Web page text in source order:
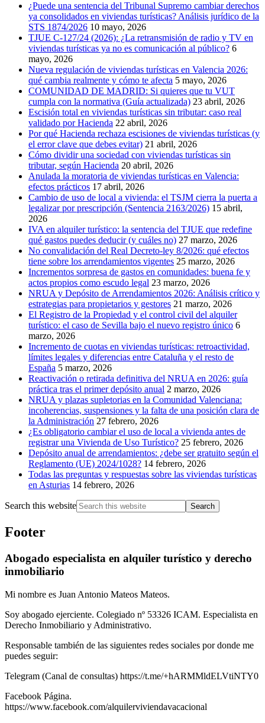
¿Puede una sentencia del Tribunal Supremo cambiar derechos
ya consolidados en viviendas turísticas? Análisis jurídico de la
STS 1874/2026 10 mayo, 2026
TJUE C-127/24 (2026): ¿La retransmisión de radio y TV en
viviendas turísticas ya no es comunicación al público? 6
mayo, 2026
Nueva regulación de viviendas turísticas en Valencia 2026:
qué cambia realmente y cómo te afecta 5 mayo, 2026
COMUNIDAD DE MADRID: Si quieres que tu VUT
cumpla con la normativa (Guía actualizada) 23 abril, 2026
Escisión total en viviendas turísticas sin tributar: caso real
validado por Hacienda 22 abril, 2026
Por qué Hacienda rechaza escisiones de viviendas turísticas (y
el error clave que debes evitar) 21 abril, 2026
Cómo dividir una sociedad con viviendas turísticas sin
tributar, según Hacienda 20 abril, 2026
Anulada la moratoria de viviendas turísticas en Valencia:
efectos prácticos 17 abril, 2026
Cambio de uso de local a vivienda: el TSJM cierra la puerta a
legalizar por prescripción (Sentencia 2163/2026) 15 abril,
2026
IVA en alquiler turístico: la sentencia del TJUE que redefine
qué gastos puedes deducir (y cuáles no) 27 marzo, 2026
No convalidación del Real Decreto-ley 8/2026: qué efectos
tiene sobre los arrendamientos vigentes 25 marzo, 2026
Incrementos sorpresa de gastos en comunidades: buena fe y
actos propios como escudo legal 23 marzo, 2026
NRUA y Depósito de Arrendamientos 2026: Análisis crítico y
estrategias para propietarios y gestores 21 marzo, 2026
El Registro de la Propiedad y el control civil del alquiler
turístico: el caso de Sevilla bajo el nuevo registro único 6
marzo, 2026
Incremento de cuotas en viviendas turísticas: retroactividad,
límites legales y diferencias entre Cataluña y el resto de
España 5 marzo, 2026
Reactivación o retirada definitiva del NRUA en 2026: guía
práctica tras el primer depósito anual 2 marzo, 2026
NRUA y plazas supletorias en la Comunidad Valenciana:
incoherencias, suspensiones y la falta de una posición clara de
la Administración 27 febrero, 2026
¿Es obligatorio cambiar el uso de local a vivienda antes de
registrar una Vivienda de Uso Turístico? 25 febrero, 2026
Depósito anual de arrendamientos: ¿debe ser gratuito según el
Reglamento (UE) 2024/1028? 14 febrero, 2026
Todas las preguntas y respuestas sobre las viviendas turísticas
en Asturias 14 febrero, 2026
Search this website
Footer
Abogado especialista en alquiler turístico y derecho
inmobiliario
Mi nombre es Juan Antonio Mateos Mateos.
Soy abogado ejerciente. Colegiado nº 53326 ICAM. Especialista en
Derecho Inmobiliario y Administrativo.
Responsable también de las siguientes redes sociales por donde me
puedes seguir:
Telegram (Canal de consultas) https://t.me/+hARMMldELVtiNTY0
Facebook Página.
https://www.facebook.com/alquilerviviendavacacional